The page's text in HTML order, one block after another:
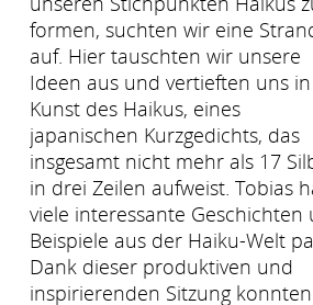
formen, suchten wir eine
auf. Hier tauschten wir unsere
Ideen aus und vertieften uns
Kunst des Haikus, eines
japanischen Kurzgedichts, das
insgesamt nicht mehr als 17
in drei Zeilen aufweist. Tobias
viele interessante Geschichten
Beispiele aus der Haiku-Welt
Dank dieser produktiven und
inspirierenden Sitzung